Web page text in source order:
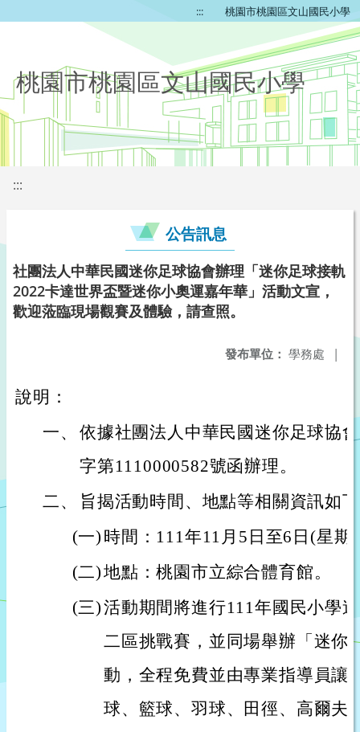
::: 桃園市桃園區文山國民小學
桃園市桃園區文山國民小學
:::
公告訊息
社團法人中華民國迷你足球協會辦理「迷你足球接軌
2022卡達世界盃暨迷你小奧運嘉年華」活動文宣，
歡迎蒞臨現場觀賽及體驗，請查照。
發布單位： 學務處 |
說明：
一、 依據社團法人中華民國迷你足球協
字第1110000582號函辦理。
二、
旨揭活動時間、地點等相關資訊如
(一) 時間：111年11月5日至6日(星期
(二)地點：桃園市立綜合體育館。
(三)活動期間將進行111年國民小學
二區挑戰賽，並同場舉辦「迷你
動，全程免費並由專業指導員讓
球、籃球、羽球、田徑、高爾夫